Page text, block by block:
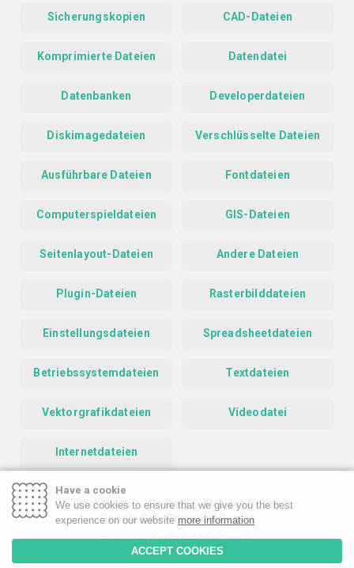
Sicherungskopien CAD-Dateien
Komprimierte Dateien Datendatei
Datenbanken Developerdateien
Diskimagedateien Verschlüsselte Dateien
Ausführbare Dateien Fontdateien
Computerspieldateien GIS-Dateien
Seitenlayout-Dateien Andere Dateien
Plugin-Dateien Rasterbilddateien
Einstellungsdateien Spreadsheetdateien
Betriebssystemdateien Textdateien
Vektorgrafikdateien Videodatei
Internetdateien
Homepage Contact
Privacy Policy
Google Safe Browsing Report
Copyright © 2019-2026 FileInfo
Have a cookie
We use cookies to ensure that we give you the best
experience on our website more information
ACCEPT COOKIES